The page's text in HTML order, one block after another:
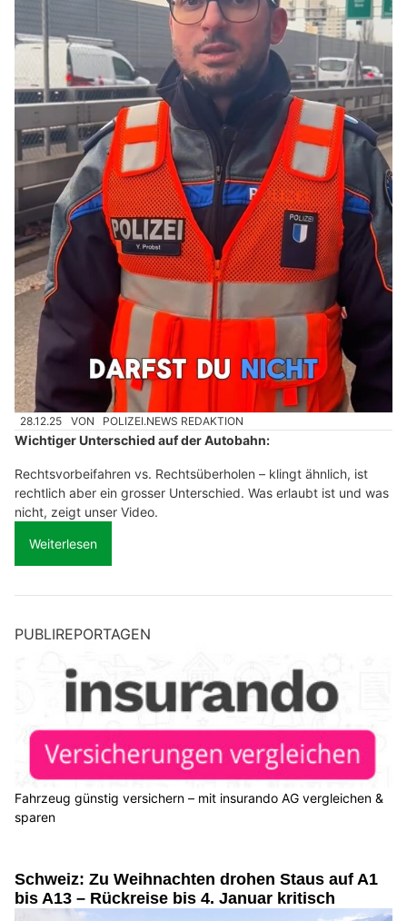
28.12.25 VON POLIZEI.NEWS REDAKTION
Wichtiger Unterschied auf der Autobahn:
Rechtsvorbeifahren vs. Rechtsüberholen – klingt ähnlich, ist
rechtlich aber ein grosser Unterschied. Was erlaubt ist und was
nicht, zeigt unser Video.
Weiterlesen
PUBLIREPORTAGEN
Fahrzeug günstig versichern – mit insurando AG vergleichen &
sparen
Schweiz: Zu Weihnachten drohen Staus auf A1
bis A13 – Rückreise bis 4. Januar kritisch